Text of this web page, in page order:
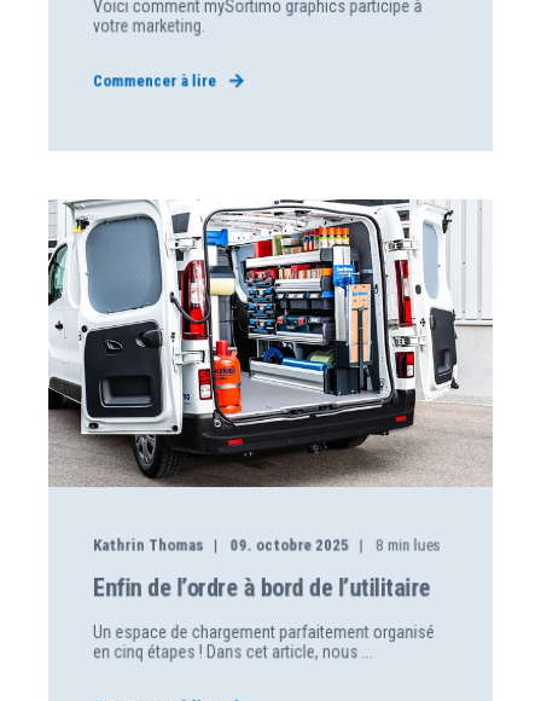
Voici comment mySortimo graphics participe à
votre marketing.
Commencer à lire
Kathrin Thomas 09. octobre 2025 8 min lues
Enfin de l’ordre à bord de l’utilitaire
Un espace de chargement parfaitement organisé
en cinq étapes ! Dans cet article, nous ...